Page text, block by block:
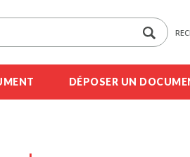
DÉPOSER UN